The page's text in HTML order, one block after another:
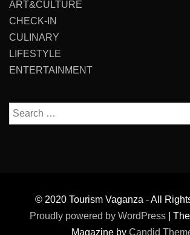
ART&CULTURE
CHECK-IN
CULINARY
LIFESTYLE
ENTERTAINMENT
Search
for:
© 2020 Tourism Vaganza - All
Proudly powered by WordPress
Magazine by Candid